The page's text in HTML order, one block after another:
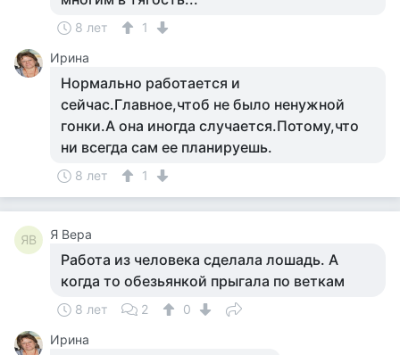
8 лет
1
Ирина
Нормально работается и
сейчас.Главное,чтоб не было ненужной
гонки.А она иногда случается.Потому,что
ни всегда сам ее планируешь.
8 лет 1
ЯВ Я Вера
Работа из человека сделала лошадь. А
когда то обезьянкой прыгала по веткам
8 лет 2
0
Ирина